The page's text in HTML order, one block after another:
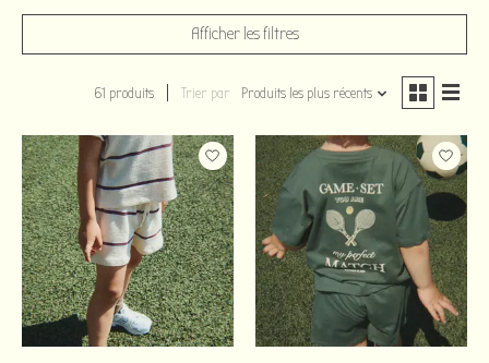
Afficher les filtres
61 produits Trier par Produits les plus récents